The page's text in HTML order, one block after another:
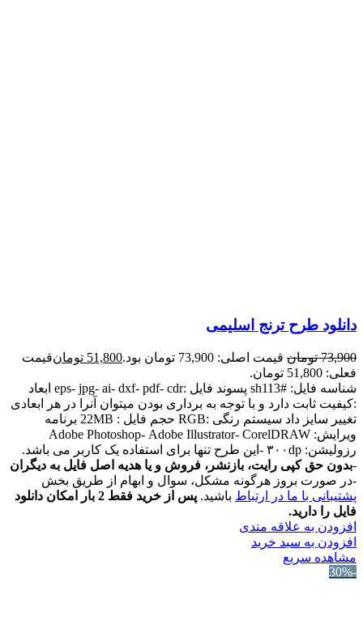
دانلود طرح ترنج اسلیمی
73,900 تومان قیمت اصلی: 73,900 تومان بود. 51,800 تومانقیمت
فعلی: 51,800 تومان.
شناسه فایل: #sh113 پسوند فایل :eps- jpg- ai- dxf- pdf- cdr ابعاد
:کیفیت ثابت دارد و با توجه به برداری بودن میتوان آنرا در هر ابعادی
تغییر سایز داد سیستم رنگی :RGB حجم فایل : 22MB برنامه
ویرایش: Adobe Photoshop- Adobe Illustrator- CorelDRAW
رزولیشن: ۳۰۰dp -این طرح تنها برای استفاده یک کاربر می باشد.
-بدون حق کپی رایت، بازنشر، فروش و یا هدیه اصل فایل به دیگران
-در صورت بروز هرگونه مشکل، سوال و ابهام از طریق بخش
پشتیبانی با ما در ارتباط باشید.
پس از خرید فقط 2 بار امکان دانلود
فایل را دارید.
افزودن به علاقه مندی
افزودن به سبد خرید
مشاهده سریع
-30%